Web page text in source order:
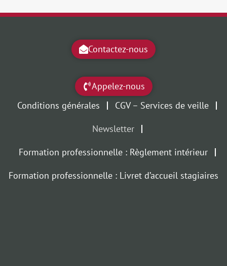
Contactez-nous
Appelez-nous
Conditions générales
CGV – Services de veille
Newsletter
Formation professionnelle : Règlement intérieur
Formation professionnelle : Livret d’accueil stagiaires